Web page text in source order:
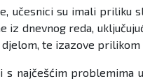
učesnici su imali
iz dnevnog reda,
te izazove prilikom
s najčešćim